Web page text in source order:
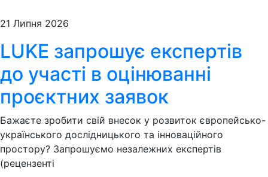
21 Липня 2026
LUKE запрошує експертів
до участі в оцінюванні
проєктних заявок
Бажаєте зробити свій внесок у розвиток європейсько-
українського дослідницького та інноваційного
простору? Запрошуємо незалежних експертів
(рецензенті